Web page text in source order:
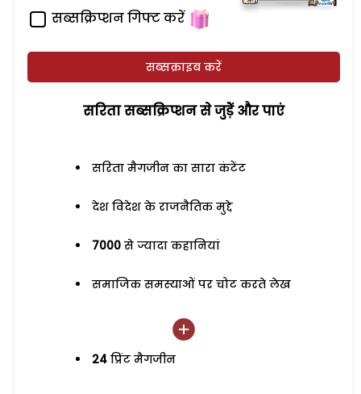
सब्सक्रिप्शन गिफ्ट करें
सब्सक्राइब करें
सरिता सब्सक्रिप्शन से जुड़ेें और पाएं
सरिता मैगजीन का सारा कंटेंट
देश विदेश के राजनैतिक मुद्दे
7000 से ज्यादा कहानियां
समाजिक समस्याओं पर चोट करते लेख
24 प्रिंट मैगजीन